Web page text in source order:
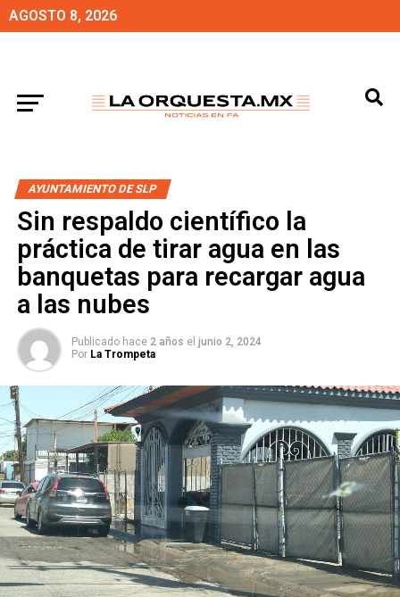
AGOSTO 8, 2026
AYUNTAMIENTO DE SLP
Sin respaldo científico la
práctica de tirar agua en las
banquetas para recargar agua
a las nubes
Publicado hace 2 años el junio 2, 2024
Por La Trompeta